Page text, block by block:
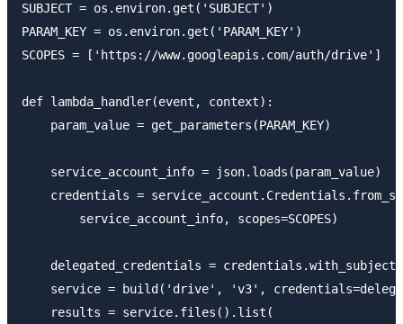
SUBJECT = os.environ.get('SUBJECT')
PARAM_KEY = os.environ.get('PARAM_KEY')
SCOPES = ['https://www.googleapis.com/auth/drive']
def lambda_handler(event, context):
    param_value = get_parameters(PARAM_KEY)
    service_account_info = json.loads(param_value)
credentials =
        service_account_info, scopes=SCOPES)
delegated_credentials =
service = build('drive', 'v3',
    results = service.files().list(